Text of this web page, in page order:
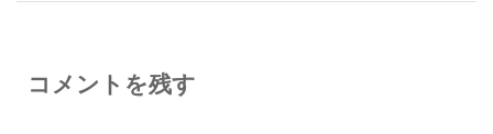
コメントを残す